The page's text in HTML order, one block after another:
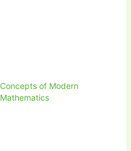
Concepts of Modern
Mathematics